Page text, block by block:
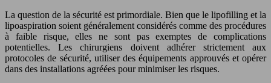
La question de la sécurité est primordiale. Bien que le lipofilling et la
lipoaspiration soient généralement considérés comme des procédures
à faible risque, elles ne sont pas exemptes de complications
potentielles. Les chirurgiens doivent adhérer strictement aux
protocoles de sécurité, utiliser des équipements approuvés et opérer
dans des installations agréées pour minimiser les risques.